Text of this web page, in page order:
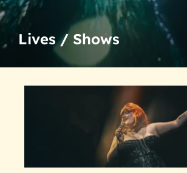
Lives / Shows